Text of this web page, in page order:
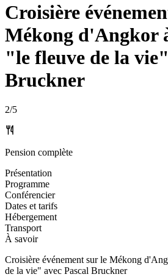
Croisière
Mékong d'Angkor
"le fleuve de la
Bruckner
2/5
Pension complète
Présentation
Programme
Conférencier
Dates et tarifs
Hébergement
Transport
À savoir
Croisière événement sur le Mékong
de la vie" avec Pascal Bruckner